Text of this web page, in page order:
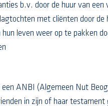
b.v. door de huur van
met cliënten door de
hun leven weer op te pakken
ANBI (Algemeen Nut
in zijn of haar